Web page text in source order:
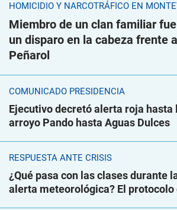
HOMICIDIO Y NARCOTRÁFICO EN
Miembro de un clan familiar
un disparo en la cabeza frente
Peñarol
COMUNICADO PRESIDENCIA
Ejecutivo decretó alerta roja hasta
arroyo Pando hasta Aguas Dulces
RESPUESTA ANTE CRISIS
¿Qué pasa con las clases durante
alerta meteorológica? El protocolo